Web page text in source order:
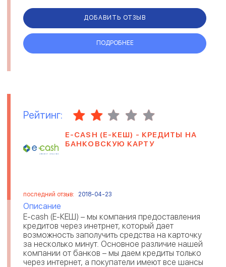
получения румы...
ДОБАВИТЬ ОТЗЫВ
ПОДРОБНЕЕ
Рейтинг:
Е-CASH (Е-КЕШ) - КРЕДИТЫ НА
БАНКОВСКУЮ КАРТУ
последний отзыв: 2018-04-23
Описание
Е-cash (Е-КЕШ) – мы компания предоставления
кредитов через инетрнет, который дает
возможность заполучить средства на карточку
за несколько минут. Основное различие нашей
компании от банков – мы даем кредиты только
через интернет, а покупатели имеют все шансы